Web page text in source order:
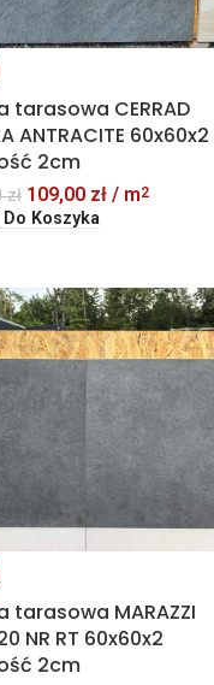
tarasowa CERRAD
ANTRACITE 60x60x2
2cm
zł 109,00 zł / m2
Do Koszyka
tarasowa MARAZZI
NR RT 60x60x2
2cm